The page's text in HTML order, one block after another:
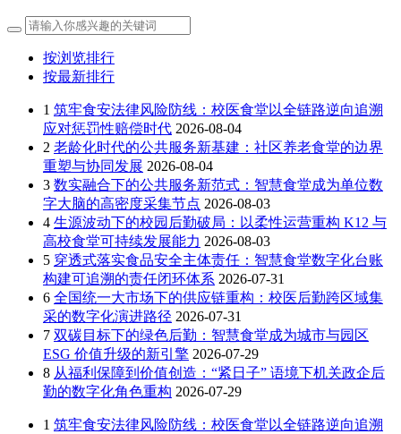
按浏览排行
按最新排行
1 筑牢食安法律风险防线：校医食堂以全链路逆向追溯
应对惩罚性赔偿时代 2026-08-04
2 老龄化时代的公共服务新基建：社区养老食堂的边界
重塑与协同发展 2026-08-04
3 数实融合下的公共服务新范式：智慧食堂成为单位数
字大脑的高密度采集节点 2026-08-03
4 生源波动下的校园后勤破局：以柔性运营重构 K12 与
高校食堂可持续发展能力 2026-08-03
5 穿透式落实食品安全主体责任：智慧食堂数字化台账
构建可追溯的责任闭环体系 2026-07-31
6 全国统一大市场下的供应链重构：校医后勤跨区域集
采的数字化演进路径 2026-07-31
7 双碳目标下的绿色后勤：智慧食堂成为城市与园区
ESG 价值升级的新引擎 2026-07-29
8 从福利保障到价值创造：“紧日子” 语境下机关政企后
勤的数字化角色重构 2026-07-29
1 筑牢食安法律风险防线：校医食堂以全链路逆向追溯